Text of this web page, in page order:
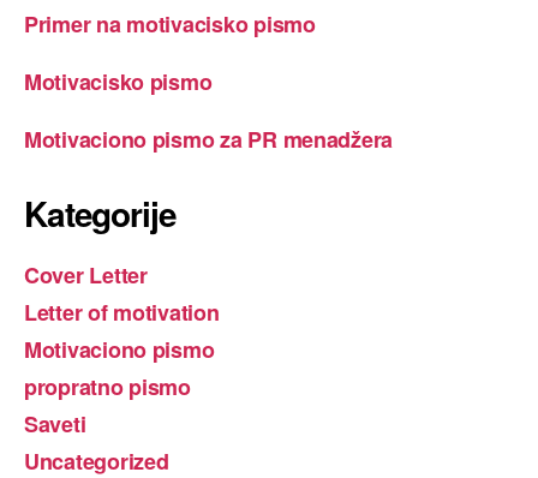
Primer na motivacisko pismo
Motivacisko pismo
Motivaciono pismo za PR menadžera
Kategorije
Cover Letter
Letter of motivation
Motivaciono pismo
propratno pismo
Saveti
Uncategorized